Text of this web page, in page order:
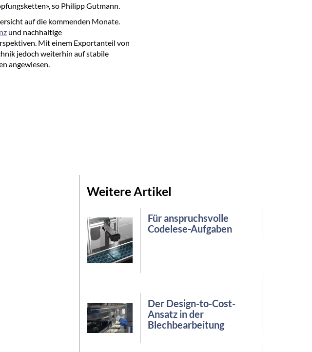
so Philipp Gutmann.
auf die kommenden Monate.
und nachhaltige
Mit einem Exportanteil von
jedoch weiterhin auf stabile
angewiesen.
Weitere Artikel
Für anspruchsvolle
Codelese-Aufgaben
Der Design-to-Cost-
Ansatz in der
Blechbearbeitung